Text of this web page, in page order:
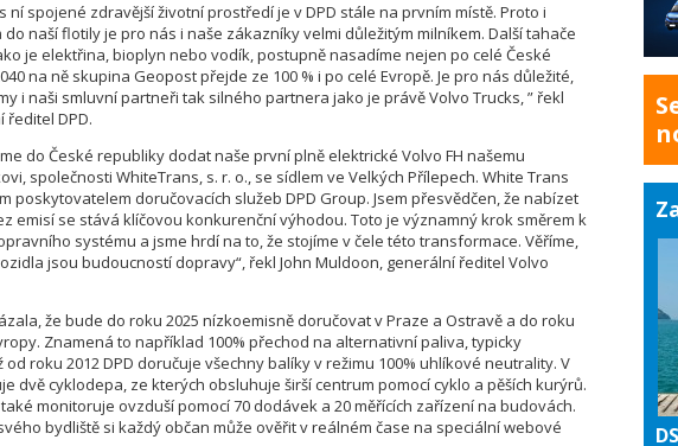
ní spojené zdravější životní prostředí je v DPD stále na prvním místě. Proto i
naší flotily je pro nás i naše zákazníky velmi důležitým milníkem. Další tahače
je elektřina, bioplyn nebo vodík, postupně nasadíme nejen po celé České
na ně skupina Geopost přejde ze 100 % i po celé Evropě. Je pro nás důležité,
i naši smluvní partneři tak silného partnera jako je právě Volvo Trucks, ” řekl
ředitel DPD.
do České republiky dodat naše první plně elektrické Volvo FH našemu
společnosti WhiteTrans, s. r. o., se sídlem ve Velkých Přílepech. White Trans
poskytovatelem doručovacích služeb DPD Group. Jsem přesvědčen, že nabízet
emisí se stává klíčovou konkurenční výhodou. Toto je významný krok směrem k
systému a jsme hrdí na to, že stojíme v čele této transformace. Věříme,
jsou budoucností dopravy“, řekl John Muldoon, generální ředitel Volvo
že bude do roku 2025 nízkoemisně doručovat v Praze a Ostravě a do roku
Znamená to například 100% přechod na alternativní paliva, typicky
roku 2012 DPD doručuje všechny balíky v režimu 100% uhlíkové neutrality. V
dvě cyklodepa, ze kterých obsluhuje širší centrum pomocí cyklo a pěších kurýrů.
monitoruje ovzduší pomocí 70 dodávek a 20 měřících zařízení na budovách.
bydliště si každý občan může ověřit v reálném čase na speciální webové